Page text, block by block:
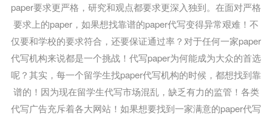
paper要求更严格，研究和观点都要求更深入独到。在面对严格
要求上的paper，如果想找靠谱的paper代写变得异常艰难！不
仅要和学校的要求符合，还要保证通过率？对于任何一家paper
代写机构来说都是一个挑战！代写paper为何能成为大众的首选
呢？其实，每一个留学生找paper代写机构的时候，都想找到靠
谱的！因为现在留学生代写市场混乱，缺乏有力的监管！各类
代写广告充斥着各大网站！如果想要找到一家满意的paper代写